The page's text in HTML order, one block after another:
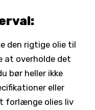
den rigtige olie til
at overholde det
bør heller ikke
eller
forlænge olies liv